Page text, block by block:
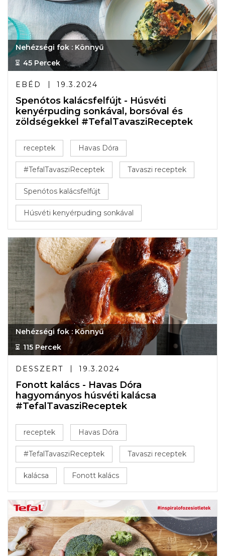
Nehézségi fok : Könnyű
45 Percek
EBÉD 19.3.2024
Spenótos kalácsfelfújt - Húsvéti
kenyérpuding sonkával, borsóval és
zöldségekkel #TefalTavasziReceptek
receptek Havas Dóra
#TefalTavasziReceptek Tavaszi receptek
Spenótos kalácsfelfújt
Húsvéti kenyérpuding sonkával
Nehézségi fok : Könnyű
115 Percek
DESSZERT 19.3.2024
Fonott kalács - Havas Dóra
hagyományos húsvéti kalácsa
#TefalTavasziReceptek
receptek Havas Dóra
#TefalTavasziReceptek Tavaszi receptek
kalácsa Fonott kalács